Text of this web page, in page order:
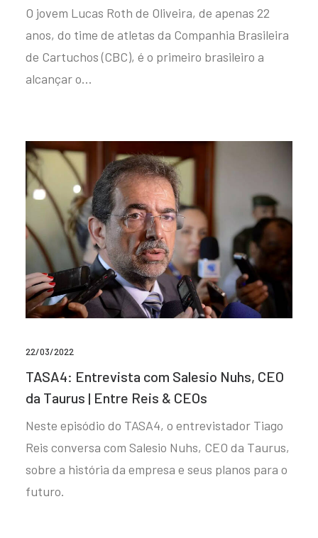
O jovem Lucas Roth de Oliveira, de apenas 22
anos, do time de atletas da Companhia Brasileira
de Cartuchos (CBC), é o primeiro brasileiro a
alcançar o…
22/03/2022
TASA4: Entrevista com Salesio Nuhs, CEO
da Taurus | Entre Reis & CEOs
Neste episódio do TASA4, o entrevistador Tiago
Reis conversa com Salesio Nuhs, CEO da Taurus,
sobre a história da empresa e seus planos para o
futuro.